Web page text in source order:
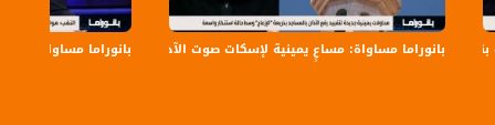
بانوراما مساواة: بن بانوراما مساواة: مساعٍ يمينية لإسكات صوت الآذان